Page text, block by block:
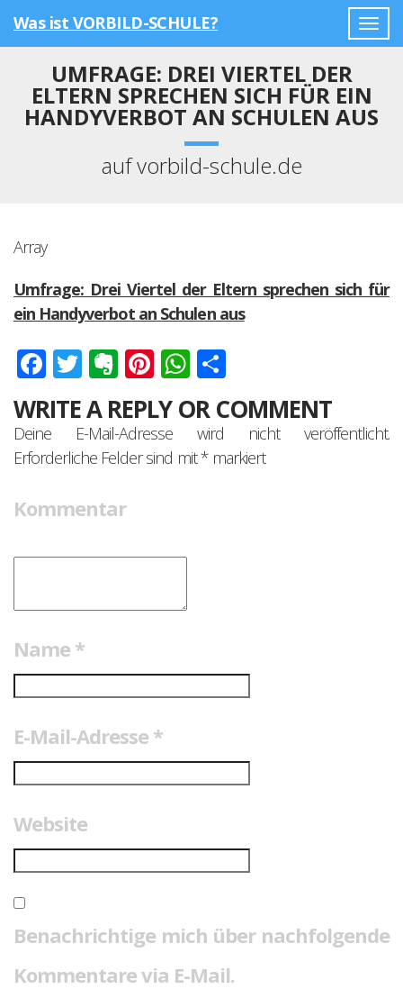
Was ist VORBILD-SCHULE?
UMFRAGE: DREI VIERTEL DER
ELTERN SPRECHEN SICH FÜR EIN
HANDYVERBOT AN SCHULEN AUS
auf vorbild-schule.de
Array
Umfrage: Drei Viertel der Eltern sprechen sich für
ein Handyverbot an Schulen aus
Facebook
Twitter
Evernote
Pinterest
WhatsApp
WRITE A REPLY OR COMMENT
Deine E-Mail-Adresse wird nicht veröffentlicht.
Erforderliche Felder sind mit*markiert
Kommentar
Name *
E-Mail-Adresse *
Website
Benachrichtige mich über nachfolgende
Kommentare via E-Mail.